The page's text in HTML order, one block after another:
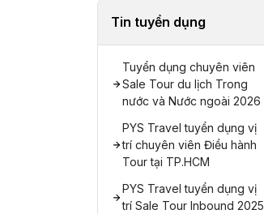
Tin tuyển dụng
Tuyển dụng chuyên viên
Sale Tour du lịch Trong
nước và Nước ngoài 2026
PYS Travel tuyển dụng vị
trí chuyên viên Điều hành
Tour tại TP.HCM
PYS Travel tuyển dụng vị
trí Sale Tour Inbound 2025